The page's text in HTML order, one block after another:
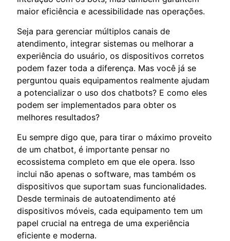
maior eficiência e acessibilidade nas operações.
Seja para gerenciar múltiplos canais de
atendimento, integrar sistemas ou melhorar a
experiência do usuário, os dispositivos corretos
podem fazer toda a diferença. Mas você já se
perguntou quais equipamentos realmente ajudam
a potencializar o uso dos chatbots? E como eles
podem ser implementados para obter os
melhores resultados?
Eu sempre digo que, para tirar o máximo proveito
de um chatbot, é importante pensar no
ecossistema completo em que ele opera. Isso
inclui não apenas o software, mas também os
dispositivos que suportam suas funcionalidades.
Desde terminais de autoatendimento até
dispositivos móveis, cada equipamento tem um
papel crucial na entrega de uma experiência
eficiente e moderna.